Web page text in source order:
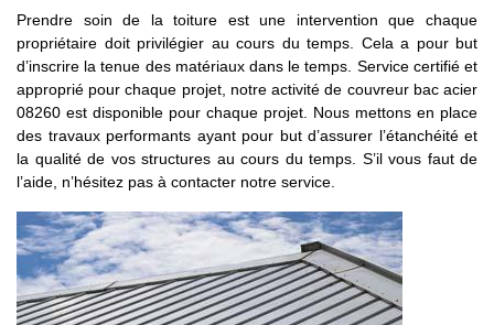
Prendre soin de la toiture est une intervention que chaque
propriétaire doit privilégier au cours du temps. Cela a pour but
d’inscrire la tenue des matériaux dans le temps. Service certifié et
approprié pour chaque projet, notre activité de couvreur bac acier
08260 est disponible pour chaque projet. Nous mettons en place
des travaux performants ayant pour but d’assurer l’étanchéité et
la qualité de vos structures au cours du temps. S’il vous faut de
l’aide, n’hésitez pas à contacter notre service.